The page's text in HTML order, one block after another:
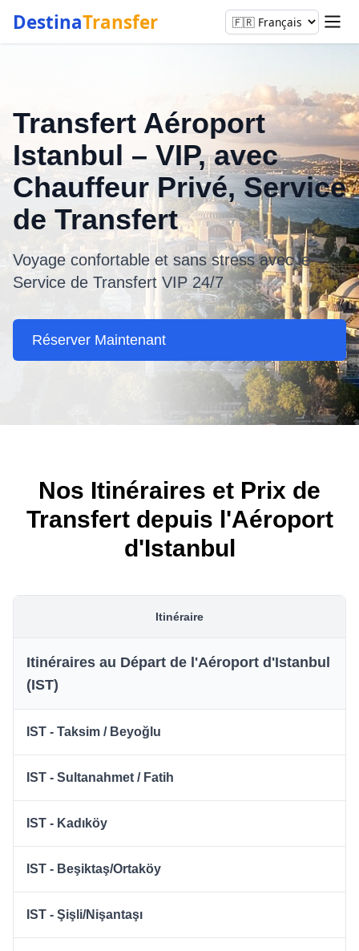
DestinaTransfer
Transfert Aéroport
Istanbul – VIP, avec
Chauffeur Privé, Service
de Transfert
Voyage confortable et sans stress avec le
Service de Transfert VIP 24/7
Réserver Maintenant
Nos Itinéraires et Prix de
Transfert depuis l'Aéroport
d'Istanbul
Itinéraire
Itinéraires au Départ de l'Aéroport d'Istanbul
(IST)
IST - Taksim / Beyoğlu
IST - Sultanahmet / Fatih
IST - Kadıköy
IST - Beşiktaş/Ortaköy
IST - Şişli/Nişantaşı